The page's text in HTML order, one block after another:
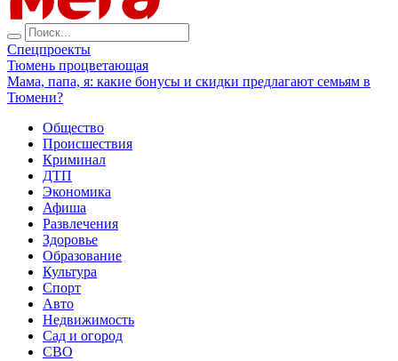
Спецпроекты
Тюмень процветающая
Мама, папа, я: какие бонусы и скидки предлагают семьям в
Тюмени?
Общество
Происшествия
Криминал
ДТП
Экономика
Афиша
Развлечения
Здоровье
Образование
Культура
Спорт
Авто
Недвижимость
Сад и огород
СВО